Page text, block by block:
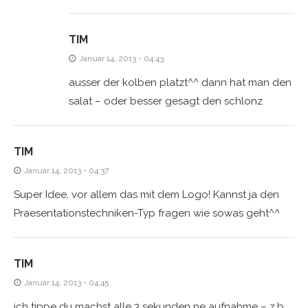
TIM
Januar 14, 2013 - 04:43
ausser der kolben platzt^^ dann hat man den
salat – oder besser gesagt den schlonz
TIM
Januar 14, 2013 - 04:37
Super Idee, vor allem das mit dem Logo! Kannst ja den
Praesentationstechniken-Typ fragen wie sowas geht^^
TIM
Januar 14, 2013 - 04:45